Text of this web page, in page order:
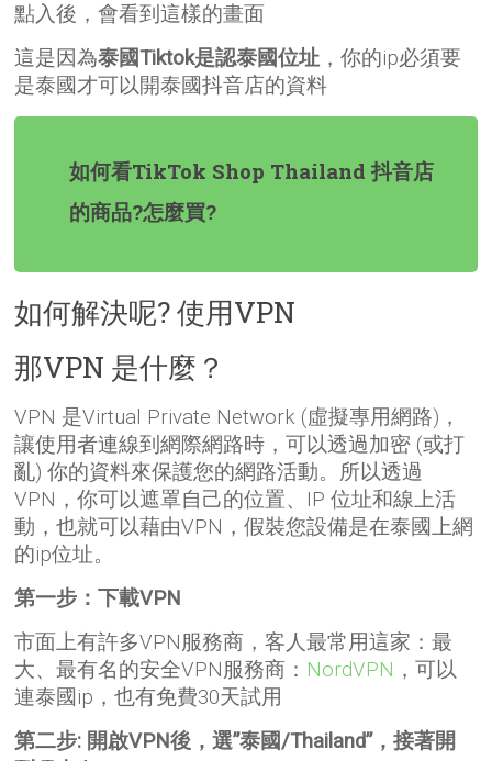
點入後，會看到這樣的畫面
這是因為泰國Tiktok是認泰國位址 ，你的ip必須要
是泰國才可以開泰國抖音店的資料
如何看TikTok Shop Thailand 抖音店
的商品?怎麼買?
如何解決呢? 使用VPN
那VPN 是什麼？
VPN 是Virtual Private Network (虛擬專用網路)，
讓使用者連線到網際網路時，可以透過加密 (或打
亂) 你的資料來保護您的網路活動。所以透過
VPN，你可以遮罩自己的位置、IP 位址和線上活
動，也就可以藉由VPN，假裝您設備是在泰國上網
的ip位址。
第一步：下載VPN
市面上有許多VPN服務商，客人最常用這家：最
大、最有名的安全VPN服務商： NordVPN ，可以
連泰國ip，也有免費30天試用
第二步: 開啟VPN後，選”泰國/Thailand”，接著開